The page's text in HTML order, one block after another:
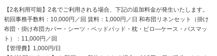
【2名利用可能】2名でご利用される場合、下記の追加料金が発生いたします。
初回事務手数料：10,000円／回 賃料：1,000円／日 和布団リネンセット（掛け
布団・掛け布団カバー・シーツ・ベッドパッド・枕・ピロ―ケース・バスマッ
ト）：11,000円／回
【管理費】1,000円/日